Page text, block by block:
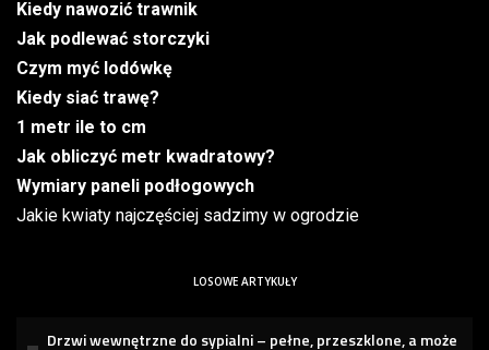
Kiedy nawozić trawnik
Jak podlewać storczyki
Czym myć lodówkę
Kiedy siać trawę?
1 metr ile to cm
Jak obliczyć metr kwadratowy?
Wymiary paneli podłogowych
Jakie kwiaty najczęściej sadzimy w ogrodzie
LOSOWE ARTYKUŁY
Drzwi wewnętrzne do sypialni – pełne, przeszklone, a może